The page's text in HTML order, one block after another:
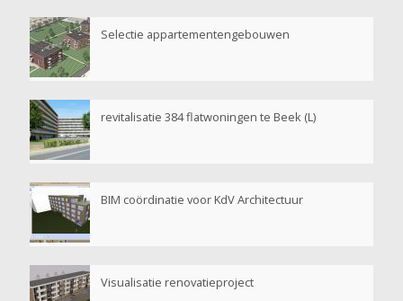
Selectie appartementengebouwen
revitalisatie 384 flatwoningen te Beek (L)
BIM coördinatie voor KdV Architectuur
Visualisatie renovatieproject